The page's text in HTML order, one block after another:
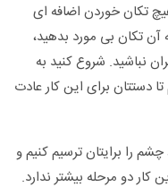
تکان خوردن اضافه ای
تکان بی مورد بدهید،
نباشید. شروع کنید به
برای این کار عادت
را برایتان ترسیم کنیم و
کار دو مرحله بیشتر ندارد.